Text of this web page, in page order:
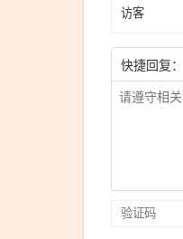
快捷回复：